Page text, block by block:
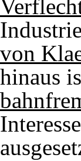
von
hinaus